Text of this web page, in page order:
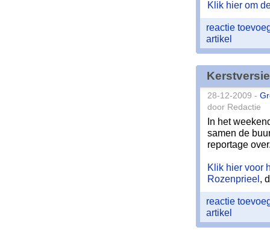
Klik hier om
reactie
artikel
28-12-2009 -
door Redactie
In het
samen de
reportage
Klik hier voor
Rozenprieel,
reactie
artikel